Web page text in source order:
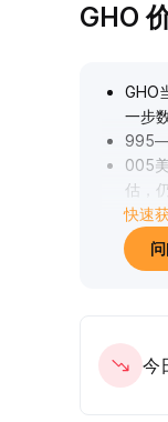
GHO
GHO
一步
005
估，
快速
今